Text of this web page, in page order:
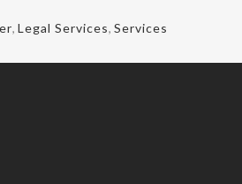
, Legal Services, Services